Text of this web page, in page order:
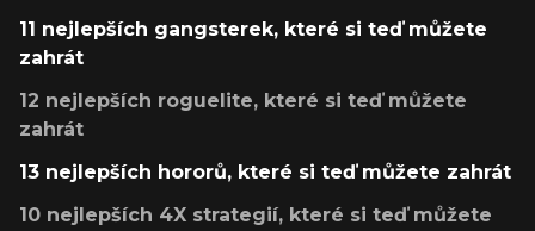
11 nejlepších gangsterek, které si teď můžete
zahrát
12 nejlepších roguelite, které si teď můžete
zahrát
13 nejlepších hororů, které si teď můžete zahrát
10 nejlepších 4X strategií, které si teď můžete